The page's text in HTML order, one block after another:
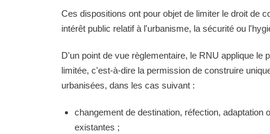
Ces dispositions ont pour objet de limiter le droit de
intérêt public relatif à l'urbanisme, la sécurité ou
D'un point de vue règlementaire, le RNU applique le
limitée, c'est-à-dire la permission de construire
urbanisées, dans les cas suivant :
changement de destination, réfection, adaptation
existantes ;